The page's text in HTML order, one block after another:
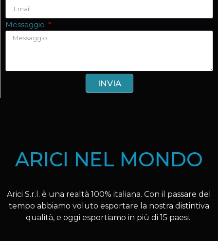
Messaggio
INVIA
ARICI NEL MONDO
Arici S.r.l. è una realtà 100% italiana. Con il passare del
tempo abbiamo voluto esportare la nostra distintiva
qualità, e oggi esportiamo in più di 15 paesi.